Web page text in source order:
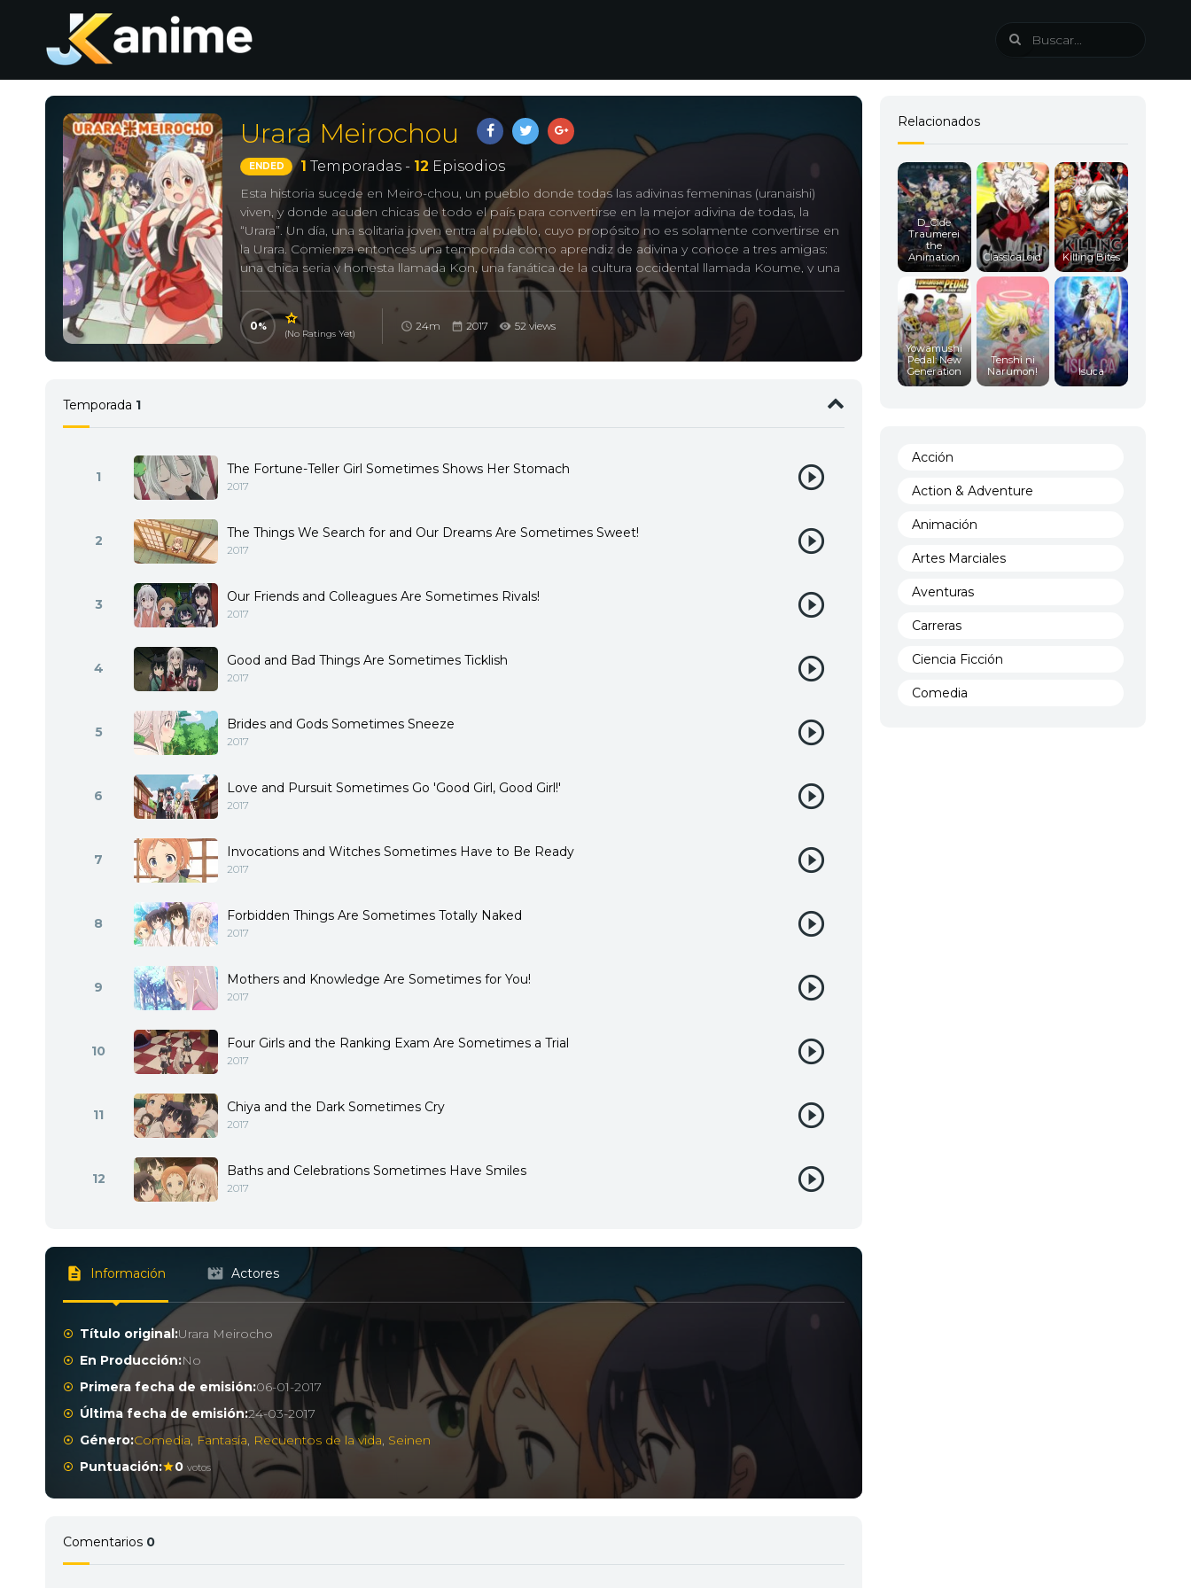
Urara Meirochou
ENDED 1 Temporadas - 12 Episodios
Esta historia sucede en Meiro-chou, un pueblo donde todas las adivinas femeninas (uranaishi)
viven, y donde acuden chicas de todo el país para convertirse en la mejor adivina de todas, la
“Urara”. Un día, una solitaria joven entra al pueblo, cuyo propósito no es solamente convertirse en
la Urara. Comienza entonces una temporada como aprendiz de adivina y conoce a tres amigas:
una chica seria y honesta llamada Kon, una fanática de la cultura occidental llamada Koume, y una
tímida joven llamada Nono.
0
(No Ratings Yet)
24m 2017 52 views
Temporada 1
1 The Fortune-Teller Girl Sometimes Shows Her Stomach
2017
2 The Things We Search for and Our Dreams Are Sometimes Sweet!
2017
3 Our Friends and Colleagues Are Sometimes Rivals!
2017
4 Good and Bad Things Are Sometimes Ticklish
2017
5 Brides and Gods Sometimes Sneeze
2017
6 Love and Pursuit Sometimes Go 'Good Girl, Good Girl!'
2017
7 Invocations and Witches Sometimes Have to Be Ready
2017
8 Forbidden Things Are Sometimes Totally Naked
2017
9 Mothers and Knowledge Are Sometimes for You!
2017
10 Four Girls and the Ranking Exam Are Sometimes a Trial
2017
11 Chiya and the Dark Sometimes Cry
2017
12 Baths and Celebrations Sometimes Have Smiles
2017
Información Actores
Título original:Urara Meirocho
En Producción:No
Primera fecha de emisión:06-01-2017
Última fecha de emisión:24-03-2017
Género:Comedia, Fantasía, Recuentos de la vida, Seinen
Puntuación:
0 votos
Comentarios 0
Relacionados
D_Cide
Traumerei
the
Animation
ClassicaLoid Killing Bites
Yowamushi
Pedal: New
Generation
Tenshi ni
Narumon!
Isuca
Acción
Action & Adventure
Animación
Artes Marciales
Aventuras
Carreras
Ciencia Ficción
Comedia